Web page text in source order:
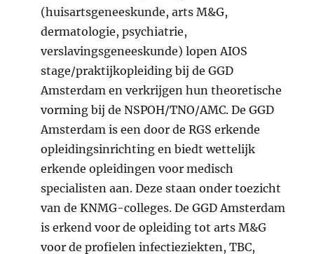
(huisartsgeneeskunde, arts M&G,
dermatologie, psychiatrie,
verslavingsgeneeskunde) lopen AIOS
stage/praktijkopleiding bij de GGD
Amsterdam en verkrijgen hun theoretische
vorming bij de NSPOH/TNO/AMC. De GGD
Amsterdam is een door de RGS erkende
opleidingsinrichting en biedt wettelijk
erkende opleidingen voor medisch
specialisten aan. Deze staan onder toezicht
van de KNMG-colleges. De GGD Amsterdam
is erkend voor de opleiding tot arts M&G
voor de profielen infectieziekten, TBC,